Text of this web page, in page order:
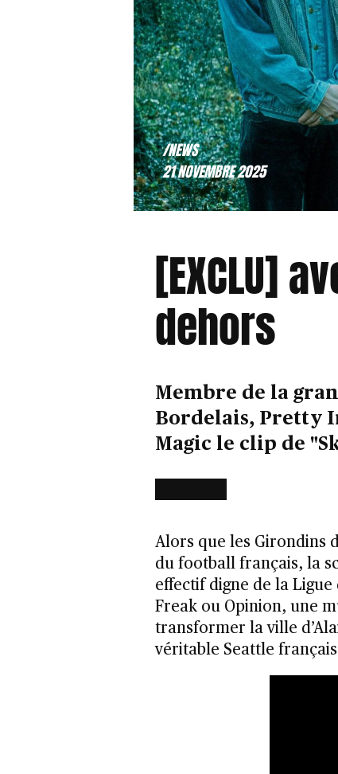
/NEWS
21 NOVEMBRE 2025
[EXCLU]
dehors
Membre de la
Bordelais, Pretty
Magic le clip de
Alors que les Girondins
du football français, la
effectif digne de la
Freak ou Opinion, une
transformer la ville
véritable Seattle